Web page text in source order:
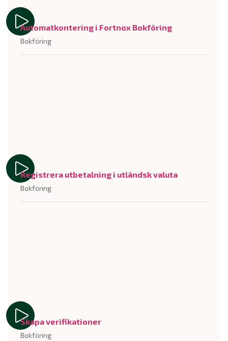
Automatkontering i Fortnox Bokföring
Bokföring
Registrera utbetalning i utländsk valuta
Bokföring
Skapa verifikationer
Bokföring